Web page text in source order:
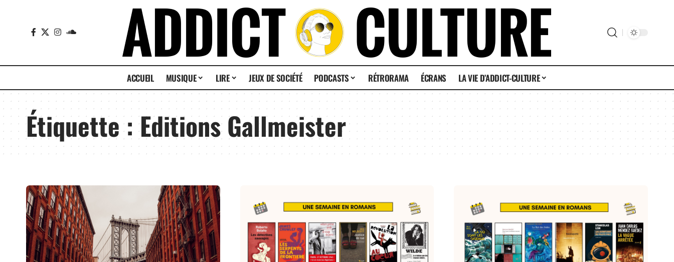
ACCUEIL MUSIQUE LIRE JEUX DE SOCIÉTÉ PODCASTS RÉTRORAMA ÉCRANS LA VIE D’ADDICT-CULTURE
Étiquette :Editions Gallmeister